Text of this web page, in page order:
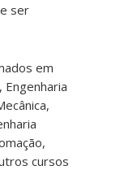
ser
em
Engenharia
cursos